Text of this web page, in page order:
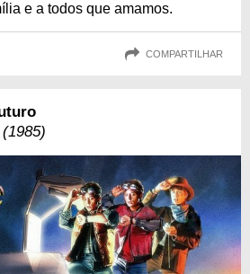
e a todos que amamos.
COMPARTILHAR